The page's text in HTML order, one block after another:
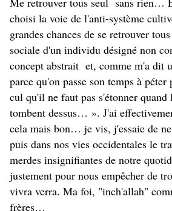
choisi la voie de l'anti-système
grandes chances de se retrouver
sociale d'un individu désigné non
concept abstrait et, comme m'a dit
parce qu'on passe son temps à
cul qu'il ne faut pas s'étonner quand
tombent dessus… ». J'ai
cela mais bon… je vis, j'essaie de
puis dans nos vies occidentales le
merdes insignifiantes de notre
justement pour nous empêcher de
vivra verra. Ma foi, "inch'allah"
frères…